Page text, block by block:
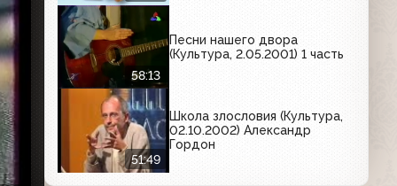
58:13
Песни нашего двора
(Культура, 2.05.2001) 1 часть
51:49
Школа злословия (Культура,
02.10.2002) Александр
Гордон